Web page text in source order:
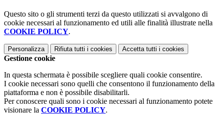
Questo sito o gli strumenti terzi da questo utilizzati si avvalgono di
cookie necessari al funzionamento ed utili alle finalità illustrate nella
COOKIE POLICY.
Personalizza Rifiuta tutti i cookies Accetta tutti i cookies
Gestione cookie
In questa schermata è possibile scegliere quali cookie consentire.
I cookie necessari sono quelli che consentono il funzionamento della
piattaforma e non è possibile disabilitarli.
Per conoscere quali sono i cookie necessari al funzionamento potete
visionare la COOKIE POLICY.